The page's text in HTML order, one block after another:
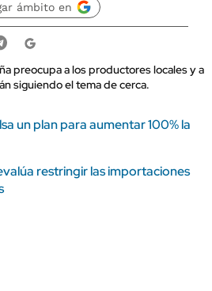
ámbito en
preocupa a los productores locales y a
siguiendo el tema de cerca.
un plan para aumentar 100% la
restringir las importaciones